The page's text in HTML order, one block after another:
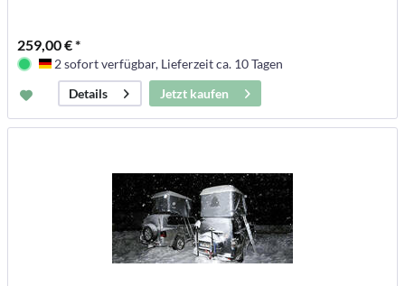
259,00 € *
Deutschland
2 sofort verfügbar, Lieferzeit ca. 10 Tagen
Details
Jetzt kaufen